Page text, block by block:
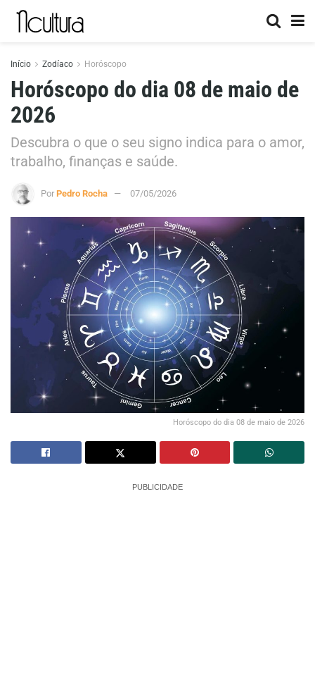
Início Zodíaco Horóscopo
Horóscopo do dia 08 de maio de
2026
Descubra o que o seu signo indica para o amor,
trabalho, finanças e saúde.
Por Pedro Rocha 07/05/2026
Horóscopo do dia 08 de maio de 2026
PUBLICIDADE